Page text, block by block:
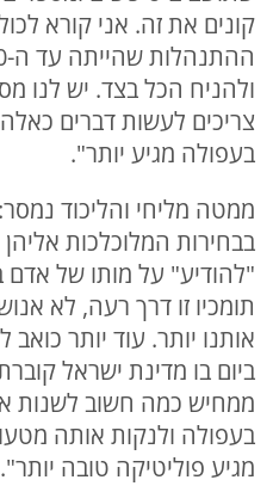
קונים את זה. אני קורא
ולהניח הכל בצד. יש לנו
צריכים לעשות דברים כאלה
בעפולה מגיע יותר".
ממטה מליחי והליכוד
בבחירות המלוכלכות
"להודיע" על מותו של אדם
תומכיו זו דרך רעה, לא
אותנו יותר. עוד יותר
ביום בו מדינת ישראל
ממחיש כמה חשוב לשנות
בעפולה ולנקות אותה
מגיע פוליטיקה טובה יותר".